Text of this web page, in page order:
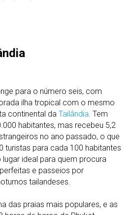
para o número seis, com
ilha tropical com o mesmo
continental da Tailândia. Tem
habitantes, mas recebeu 5,2
no ano passado, o que
turistas para cada 100 habitantes
ideal para quem procura
e passeios por
tailandeses.
das praias mais populares, e as